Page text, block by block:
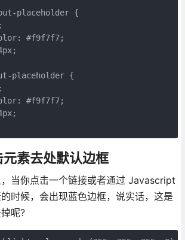
placeholder {
#f9f7f7;
placeholder {
#f9f7f7;
素去处默认边框
当你点击一个链接或者通过 Javascript
时候，会出现蓝色边框，说实话，这是
呢?